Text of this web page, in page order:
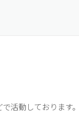
活動しております。